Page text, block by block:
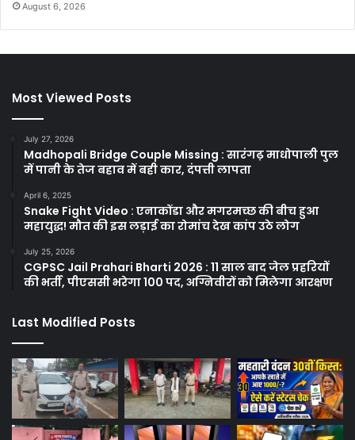
August 6, 2026
Most Viewed Posts
July 27, 2026
Madhopali Bridge Couple Missing : सारंगढ़ माधोपाली पुल
में पानी के तेज बहाव में बही कार, दंपत्ती लापता
April 6, 2025
Snake Fight Video : एनाकोंडा और मगरमच्छ की बीच हुआ
महायुद्ध! मौत की इस लड़ाई का रोमांच देख कांप उठे लोग
July 25, 2026
CGPSC Jail Prahari Bharti 2026 : 11 साल बाद जेल प्रहरियों
की भर्ती, पीएससी भरेगा 100 पद, अग्निवीरों को मिलेगा आरक्षण
Last Modified Posts